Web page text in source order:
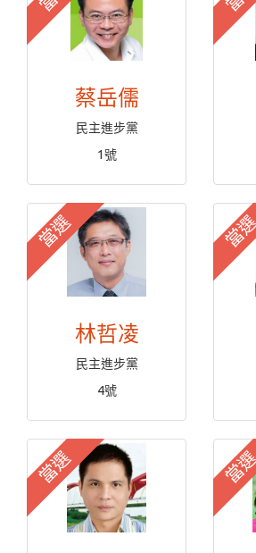
蔡岳儒
民主進步黨
1號
當選
林哲凌
民主進步黨
4號
當
當選 當